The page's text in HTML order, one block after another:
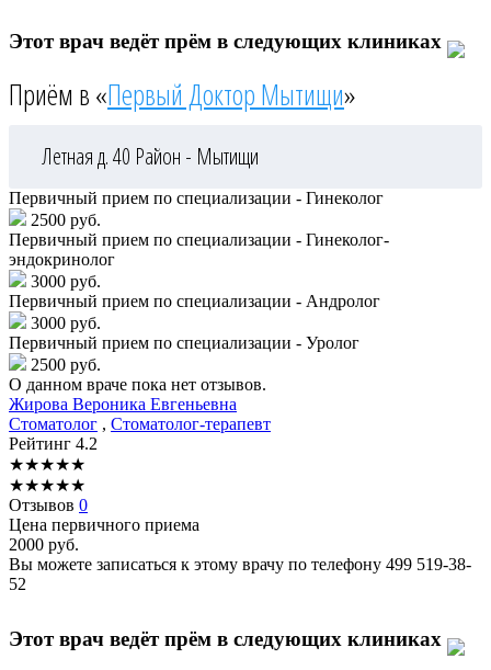
Этот врач ведёт прём в следующих клиниках
Приём в «Первый Доктор Мытищи»
Летная д. 40 Район - Мытищи
Первичный прием по специализации - Гинеколог
2500 руб.
Первичный прием по специализации - Гинеколог-
эндокринолог
3000 руб.
Первичный прием по специализации - Андролог
3000 руб.
Первичный прием по специализации - Уролог
2500 руб.
О данном враче пока нет отзывов.
Жирова Вероника Евгеньевна
Стоматолог , Стоматолог-терапевт
Рейтинг 4.2
★★★★★
★★★★★
Отзывов 0
Цена первичного приема
2000 руб.
Вы можете записаться к этому врачу по телефону 499 519-38-
52
Этот врач ведёт прём в следующих клиниках